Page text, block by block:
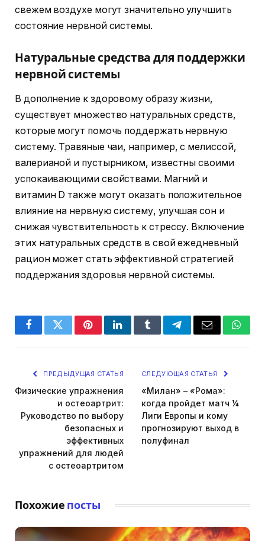
свежем воздухе могут значительно улучшить
состояние нервной системы.
Натуральные средства для поддержки
нервной системы
В дополнение к здоровому образу жизни,
существует множество натуральных средств,
которые могут помочь поддержать нервную
систему. Травяные чаи, например, с мелиссой,
валерианой и пустырником, известны своими
успокаивающими свойствами. Магний и
витамин D также могут оказать положительное
влияние на нервную систему, улучшая сон и
снижая чувствительность к стрессу. Включение
этих натуральных средств в свой ежедневный
рацион может стать эффективной стратегией
поддержания здоровья нервной системы.
FacebookTwitterPinterestLinkedInTumblrTelegramEmail
ПРЕДЫДУЩАЯ СТАТЬЯ
Физические упражнения
и остеоартрит:
Руководство по выбору
безопасных и
эффективных
упражнений для людей
с остеоартритом
СЛЕДУЮЩАЯ СТАТЬЯ
«Милан» – «Рома»:
когда пройдет матч ¼
Лиги Европы и кому
прогнозируют выход в
полуфинал
Похожие посты